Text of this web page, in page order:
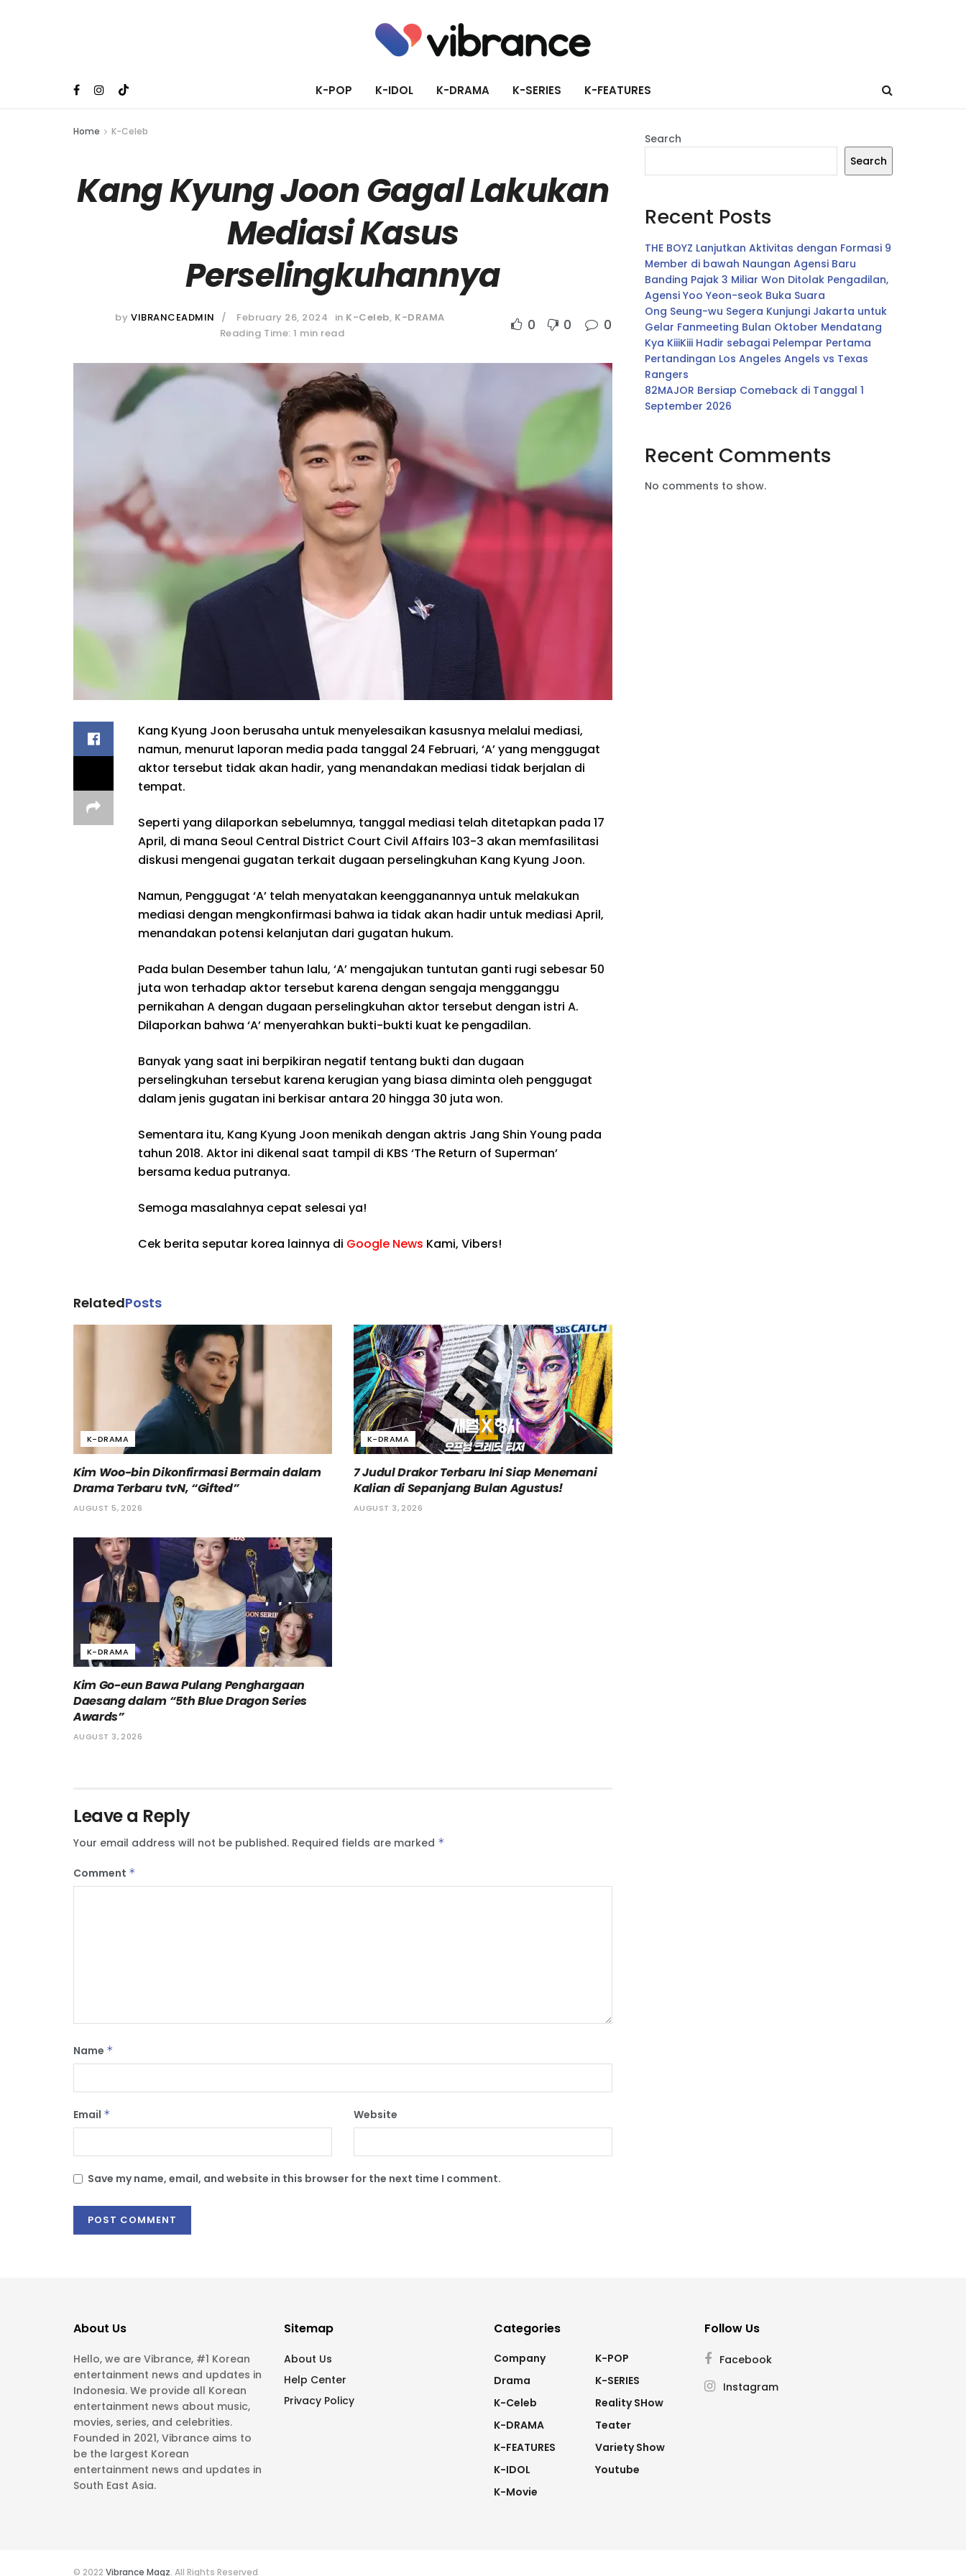
K-POP K-IDOL K-DRAMA K-SERIES K-FEATURES
Home K-Celeb
Kang Kyung Joon Gagal Lakukan
Mediasi Kasus
Perselingkuhannya
by VIBRANCEADMIN February 26, 2024 in K-Celeb, K-DRAMA
Reading Time: 1 min read
0 0 0
Kang Kyung Joon berusaha untuk menyelesaikan kasusnya melalui mediasi,
namun, menurut laporan media pada tanggal 24 Februari, ‘A’ yang menggugat
aktor tersebut tidak akan hadir, yang menandakan mediasi tidak berjalan di
tempat.
Seperti yang dilaporkan sebelumnya, tanggal mediasi telah ditetapkan pada 17
April, di mana Seoul Central District Court Civil Affairs 103-3 akan memfasilitasi
diskusi mengenai gugatan terkait dugaan perselingkuhan Kang Kyung Joon.
Namun, Penggugat ‘A’ telah menyatakan keengganannya untuk melakukan
mediasi dengan mengkonfirmasi bahwa ia tidak akan hadir untuk mediasi April,
menandakan potensi kelanjutan dari gugatan hukum.
Pada bulan Desember tahun lalu, ‘A’ mengajukan tuntutan ganti rugi sebesar 50
juta won terhadap aktor tersebut karena dengan sengaja mengganggu
pernikahan A dengan dugaan perselingkuhan aktor tersebut dengan istri A.
Dilaporkan bahwa ‘A’ menyerahkan bukti-bukti kuat ke pengadilan.
Banyak yang saat ini berpikiran negatif tentang bukti dan dugaan
perselingkuhan tersebut karena kerugian yang biasa diminta oleh penggugat
dalam jenis gugatan ini berkisar antara 20 hingga 30 juta won.
Sementara itu, Kang Kyung Joon menikah dengan aktris Jang Shin Young pada
tahun 2018. Aktor ini dikenal saat tampil di KBS ‘The Return of Superman’
bersama kedua putranya.
Semoga masalahnya cepat selesai ya!
Cek berita seputar korea lainnya di Google News Kami, Vibers!
RelatedPosts
K-DRAMA
Kim Woo-bin Dikonfirmasi Bermain dalam
Drama Terbaru tvN, “Gifted”
AUGUST 5, 2026
K-DRAMA
7 Judul Drakor Terbaru Ini Siap Menemani
Kalian di Sepanjang Bulan Agustus!
AUGUST 3, 2026
K-DRAMA
Kim Go-eun Bawa Pulang Penghargaan
Daesang dalam “5th Blue Dragon Series
Awards”
AUGUST 3, 2026
Leave a Reply
Your email address will not be published. Required fields are marked *
Comment *
Name *
Email * Website
Save my name, email, and website in this browser for the next time I comment.
Search
Search
Recent Posts
THE BOYZ Lanjutkan Aktivitas dengan Formasi 9
Member di bawah Naungan Agensi Baru
Banding Pajak 3 Miliar Won Ditolak Pengadilan,
Agensi Yoo Yeon-seok Buka Suara
Ong Seung-wu Segera Kunjungi Jakarta untuk
Gelar Fanmeeting Bulan Oktober Mendatang
Kya KiiiKiii Hadir sebagai Pelempar Pertama
Pertandingan Los Angeles Angels vs Texas
Rangers
82MAJOR Bersiap Comeback di Tanggal 1
September 2026
Recent Comments
No comments to show.
About Us
Hello, we are Vibrance, #1 Korean
entertainment news and updates in
Indonesia. We provide all Korean
entertainment news about music,
movies, series, and celebrities.
Founded in 2021, Vibrance aims to
be the largest Korean
entertainment news and updates in
South East Asia.
Sitemap
About Us
Help Center
Privacy Policy
Categories
Company
Drama
K-Celeb
K-DRAMA
K-FEATURES
K-IDOL
K-Movie
K-POP
K-SERIES
Reality SHow
Teater
Variety Show
Youtube
Follow Us
Facebook
Instagram
© 2022 Vibrance Magz. All Rights Reserved